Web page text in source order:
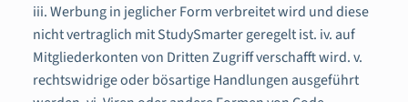
iii. Werbung in jeglicher Form verbreitet wird und diese
nicht vertraglich mit StudySmarter geregelt ist. iv. auf
Mitgliederkonten von Dritten Zugriff verschafft wird. v.
rechtswidrige oder bösartige Handlungen ausgeführt